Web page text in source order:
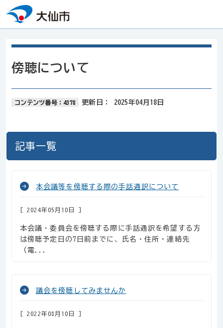
本文へスキップ
傍聴について
コンテンツ番号：4378 更新日： 2025年04月18日
記事一覧
本会議等を傍聴する際の手話通訳について
2024年05月10日
本会議・委員会を傍聴する際に手話通訳を希望する方
は傍聴予定日の7日前までに、氏名・住所・連絡先
（電...
議会を傍聴してみませんか
2022年08月10日